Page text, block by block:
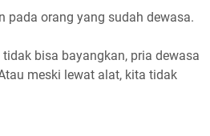
pada orang yang sudah dewasa.
bisa bayangkan, pria dewasa
meski lewat alat, kita tidak